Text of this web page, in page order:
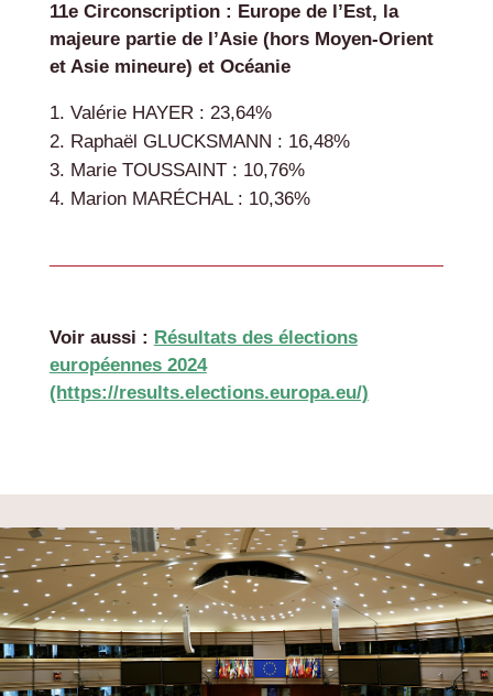
11e Circonscription : Europe de l’Est, la
majeure partie de l’Asie (hors Moyen-Orient
et Asie mineure) et Océanie
Valérie HAYER : 23,64%
Raphaël GLUCKSMANN : 16,48%
Marie TOUSSAINT : 10,76%
Marion MARÉCHAL : 10,36%
Voir aussi : Résultats des élections
européennes 2024
(https://results.elections.europa.eu/)